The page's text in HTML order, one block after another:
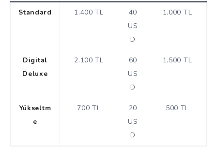
Standard 1.400 TL
40
US
D
1.000 TL
Digital
Deluxe
2.100 TL
60
US
D
1.500 TL
Yükseltm
e
700 TL
20
US
D
500 TL